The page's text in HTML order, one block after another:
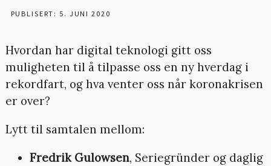
PUBLISERT: 5. JUNI 2020
Hvordan har digital teknologi gitt oss
muligheten til å tilpasse oss en ny hverdag i
rekordfart, og hva venter oss når koronakrisen
er over?
Lytt til samtalen mellom:
Fredrik Gulowsen, Seriegründer og daglig